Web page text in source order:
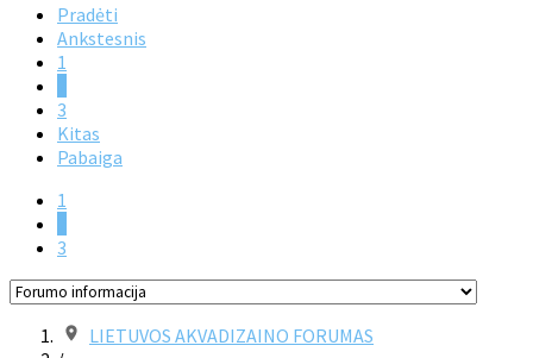
Pradėti
Ankstesnis
1
3
Kitas
Pabaiga
1
3
LIETUVOS AKVADIZAINO FORUMAS